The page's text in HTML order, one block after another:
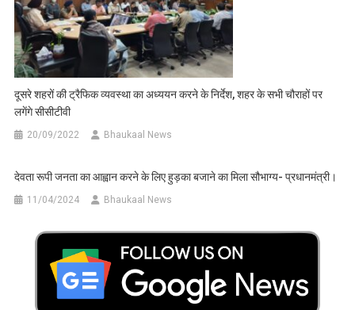
दूसरे शहरों की ट्रैफिक व्यवस्था का अध्ययन करने के निर्देश, शहर के सभी चौराहों पर
लगेंगे सीसीटीवी
20/09/2022 Bhaukaal News
देवता रूपी जनता का आह्वान करने के लिए हुड़का बजाने का मिला सौभाग्य- प्रधानमंत्री।
11/04/2024 Bhaukaal News